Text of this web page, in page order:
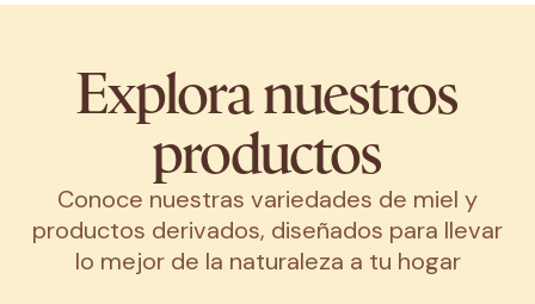
Explora nuestros
productos
Conoce nuestras variedades de miel y
productos derivados, diseñados para llevar
lo mejor de la naturaleza a tu hogar